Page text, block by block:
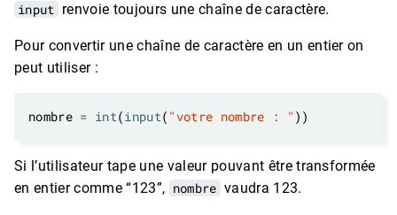
input renvoie toujours une chaîne de caractère.
Pour convertir une chaîne de caractère en un entier on
peut utiliser :
nombre = int(input( "votre nombre : "
Si l’utilisateur tape une valeur pouvant être transformée
en entier comme “123”, nombre vaudra 123.